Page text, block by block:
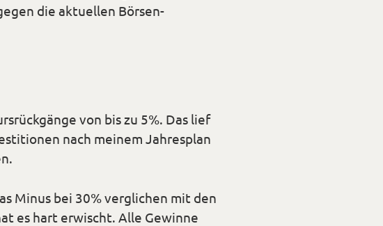
die aktuellen Börsen-
von bis zu 5%. Das lief
nach meinem Jahresplan
Minus bei 30% verglichen mit den
es hart erwischt. Alle Gewinne